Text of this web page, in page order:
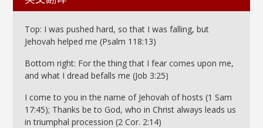
Top: I was pushed hard, so that I was falling, but
Jehovah helped me (Psalm 118:13)
Bottom right: For the thing that I fear comes upon me,
and what I dread befalls me (Job 3:25)
I come to you in the name of Jehovah of hosts (1 Sam
17:45); Thanks be to God, who in Christ always leads us
in triumphal procession (2 Cor. 2:14)